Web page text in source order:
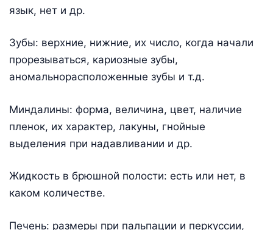
язык, нет и др.
Зубы: верхние, нижние, их число, когда начали
прорезываться, кариозные зубы,
аномальнорасположенные зубы и т.д.
Миндалины: форма, величина, цвет, наличие
пленок, их характер, лакуны, гнойные
выделения при надавливании и др.
Жидкость в брюшной полости: есть или нет, в
каком количестве.
Печень: размеры при пальпации и перкуссии,